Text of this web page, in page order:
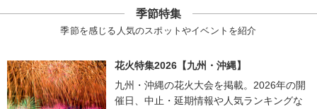
季節特集
季節を感じる人気のスポットやイベントを紹介
花火特集2026【九州・沖縄】
九州・沖縄の花火大会を掲載。2026年の開
催日、中止・延期情報や人気ランキングな